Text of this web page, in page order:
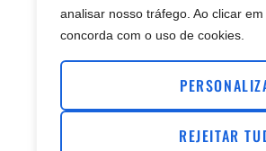
analisar nosso tráfego. Ao clicar em
concorda com o uso de cookies.
REJEITAR